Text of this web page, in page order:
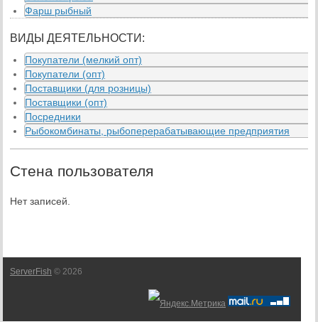
Фарш рыбный
ВИДЫ ДЕЯТЕЛЬНОСТИ:
Покупатели (мелкий опт)
Покупатели (опт)
Поставщики (для розницы)
Поставщики (опт)
Посредники
Рыбокомбинаты, рыбоперерабатывающие предприятия
Стена пользователя
Нет записей.
ServerFish © 2026